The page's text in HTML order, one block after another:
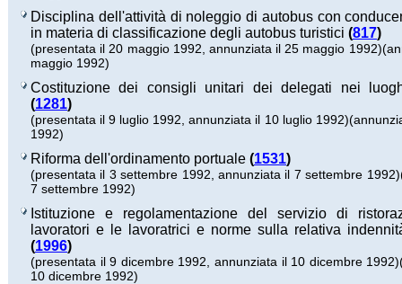
Disciplina dell'attività di noleggio di autobus con
in materia di classificazione degli autobus turistici (817)
(presentata il 20 maggio 1992, annunziata il 25 maggio 1992)
maggio 1992)
Costituzione dei consigli unitari dei delegati nei
(1281)
(presentata il 9 luglio 1992, annunziata il 10 luglio 1992)
1992)
Riforma dell'ordinamento portuale (1531)
(presentata il 3 settembre 1992, annunziata il 7 settembre 1992)
7 settembre 1992)
Istituzione e regolamentazione del servizio di
lavoratori e le lavoratrici e norme sulla relativa
(1996)
(presentata il 9 dicembre 1992, annunziata il 10 dicembre 1992)
10 dicembre 1992)